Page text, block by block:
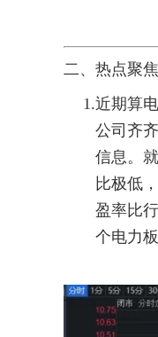
二、热点聚焦
1.近期算
公司齐
信息。
比极低
盈率比
个电力